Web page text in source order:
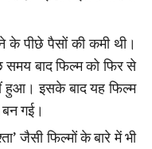
के पीछे पैसों की कमी थी।
समय बाद फिल्म को फिर से
हुआ। इसके बाद यह फिल्म
गई।
जैसी फिल्मों के बारे में भी